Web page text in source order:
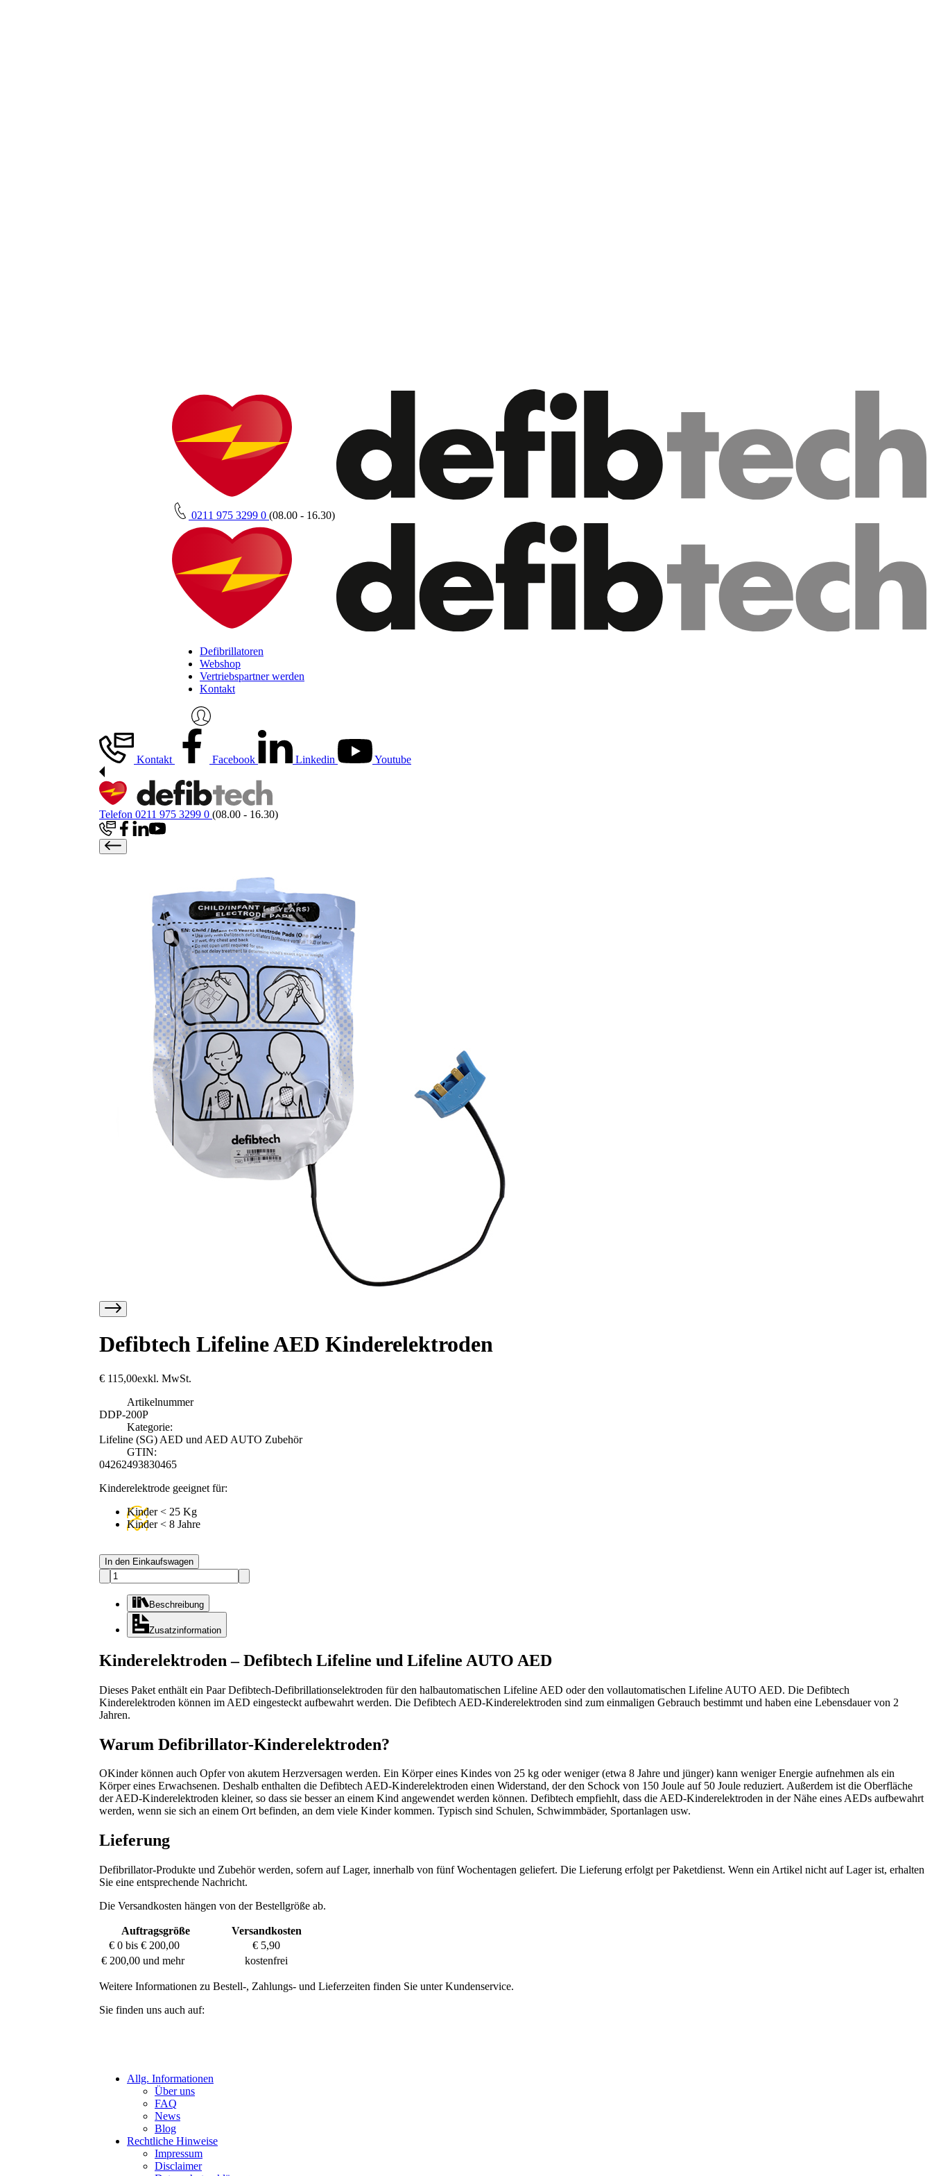
0211 975 3299 0 (08.00 - 16.30)
Defibrillatoren
Webshop
Vertriebspartner werden
Kontakt
Kontakt Facebook Linkedin Youtube
Telefon 0211 975 3299 0 (08.00 - 16.30)
Defibtech Lifeline AED Kinderelektroden
€ 115,00exkl. MwSt.
Artikelnummer
DDP-200P
Kategorie:
Lifeline (SG) AED und AED AUTO Zubehör
GTIN:
04262493830465
Kinderelektrode geeignet für:
Kinder < 25 Kg
Kinder < 8 Jahre
In den Einkaufswagen
Beschreibung
Zusatzinformation
Kinderelektroden – Defibtech Lifeline und Lifeline AUTO AED
Dieses Paket enthält ein Paar Defibtech-Defibrillationselektroden für den halbautomatischen Lifeline AED oder den vollautomatischen Lifeline AUTO AED. Die Defibtech
Kinderelektroden können im AED eingesteckt aufbewahrt werden. Die Defibtech AED-Kinderelektroden sind zum einmaligen Gebrauch bestimmt und haben eine Lebensdauer von 2
Jahren.
Warum Defibrillator-Kinderelektroden?
OKinder können auch Opfer von akutem Herzversagen werden. Ein Körper eines Kindes von 25 kg oder weniger (etwa 8 Jahre und jünger) kann weniger Energie aufnehmen als ein
Körper eines Erwachsenen. Deshalb enthalten die Defibtech AED-Kinderelektroden einen Widerstand, der den Schock von 150 Joule auf 50 Joule reduziert. Außerdem ist die Oberfläche
der AED-Kinderelektroden kleiner, so dass sie besser an einem Kind angewendet werden können. Defibtech empfiehlt, dass die AED-Kinderelektroden in der Nähe eines AEDs aufbewahrt
werden, wenn sie sich an einem Ort befinden, an dem viele Kinder kommen. Typisch sind Schulen, Schwimmbäder, Sportanlagen usw.
Lieferung
Defibrillator-Produkte und Zubehör werden, sofern auf Lager, innerhalb von fünf Wochentagen geliefert. Die Lieferung erfolgt per Paketdienst. Wenn ein Artikel nicht auf Lager ist, erhalten
Sie eine entsprechende Nachricht.
Die Versandkosten hängen von der Bestellgröße ab.
Auftragsgröße
Versandkosten
€ 0 bis € 200,00
€ 5,90
€ 200,00 und mehr
kostenfrei
Weitere Informationen zu Bestell-, Zahlungs- und Lieferzeiten finden Sie unter Kundenservice.
Sie finden uns auch auf:
Allg. Informationen
Über uns
FAQ
News
Blog
Rechtliche Hinweise
Impressum
Disclaimer